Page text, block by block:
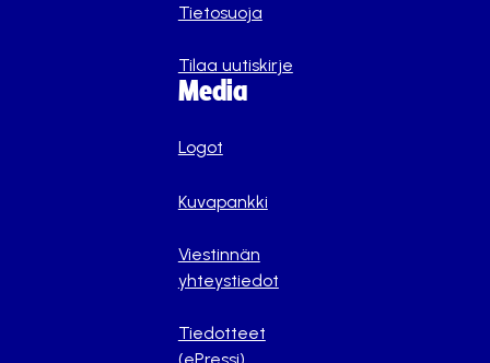
Tietosuoja
Tilaa uutiskirje
Media
Logot
Kuvapankki
Viestinnän
yhteystiedot
Tiedotteet
(ePressi)